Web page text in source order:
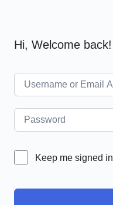
Hi, Welcome back!
Keep me signed in